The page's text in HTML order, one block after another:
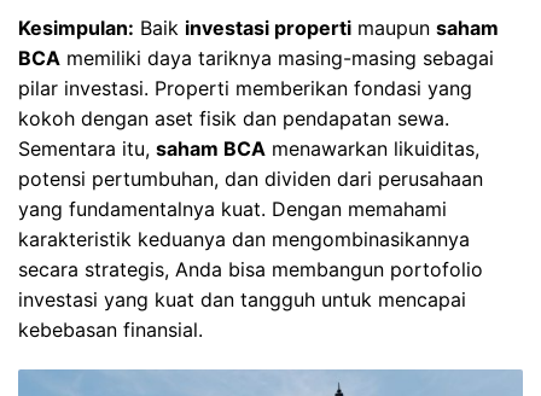
Kesimpulan: Baik investasi properti maupun saham
BCA memiliki daya tariknya masing-masing sebagai
pilar investasi. Properti memberikan fondasi yang
kokoh dengan aset fisik dan pendapatan sewa.
Sementara itu, saham BCA menawarkan likuiditas,
potensi pertumbuhan, dan dividen dari perusahaan
yang fundamentalnya kuat. Dengan memahami
karakteristik keduanya dan mengombinasikannya
secara strategis, Anda bisa membangun portofolio
investasi yang kuat dan tangguh untuk mencapai
kebebasan finansial.